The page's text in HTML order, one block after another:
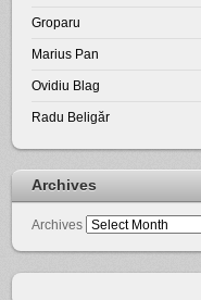
Groparu
Marius Pan
Ovidiu Blag
Radu Beligăr
Archives
Archives